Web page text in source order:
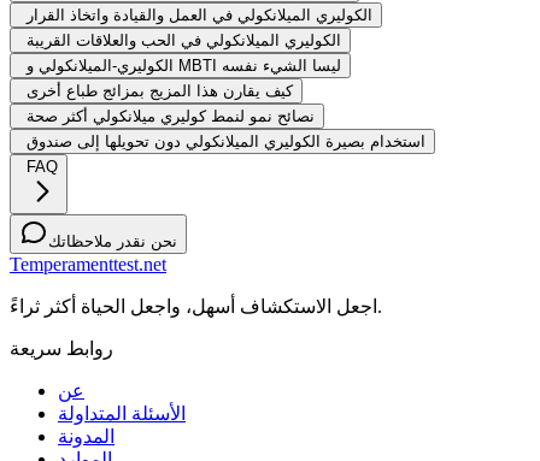
الكوليري الميلانكولي في العمل والقيادة واتخاذ القرار
الكوليري الميلانكولي في الحب والعلاقات القريبة
الكوليري-الميلانكولي و MBTI ليسا الشيء نفسه
كيف يقارن هذا المزيج بمزائج طباع أخرى
نصائح نمو لنمط كوليري ميلانكولي أكثر صحة
استخدام بصيرة الكوليري الميلانكولي دون تحويلها إلى صندوق
FAQ
نحن نقدر ملاحظاتك
Temperamenttest.net
اجعل الاستكشاف أسهل، واجعل الحياة أكثر ثراءً.
روابط سريعة
عن
الأسئلة المتداولة
المدونة